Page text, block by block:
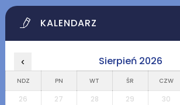
KALENDARZ
‹ Sierpień 2026
NDZ PN WT ŚR CZW
26 27 28 29 30